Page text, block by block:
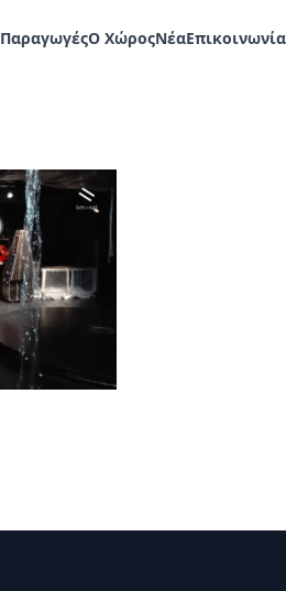
ΠαραγωγέςΟ ΧώροςNέαΕπικοινωνία